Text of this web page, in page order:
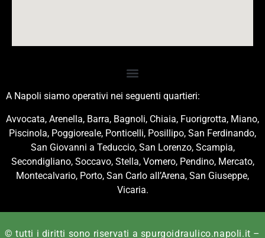
A Napoli siamo operativi nei seguenti quartieri:
Avvocata, Arenella, Barra, Bagnoli, Chiaia, Fuorigrotta, Miano,
Piscinola, Poggioreale, Ponticelli, Posillipo, San Ferdinando,
San Giovanni a Teduccio, San Lorenzo, Scampia,
Secondigliano, Soccavo, Stella, Vomero, Pendino, Mercato,
Montecalvario, Porto, San Carlo all’Arena, San Giuseppe,
Vicaria.
© tutti i diritti sono riservati a spurgoidraulico.napoli.it –